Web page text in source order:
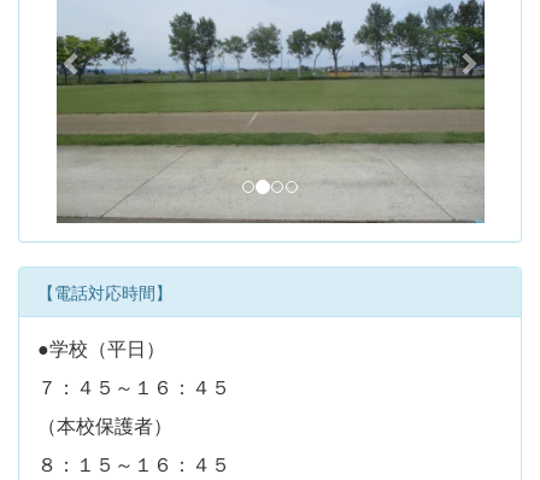
i
o
u
s
t
【電話対応時間】
●学校（平日）
７：４５～１６：４５
（本校保護者）
８：１５～１６：４５